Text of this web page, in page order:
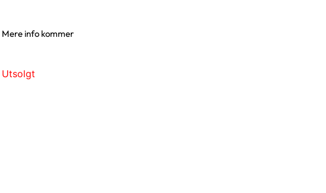
Mere info kommer
Utsolgt